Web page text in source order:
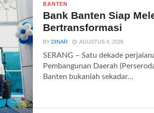
BANTEN
Bank Banten Siap
Bertransformasi
BYDINAR AGUSTUS 4, 2026
SERANG – Satu dekade
Pembangunan Daerah
Banten bukanlah sekadar...